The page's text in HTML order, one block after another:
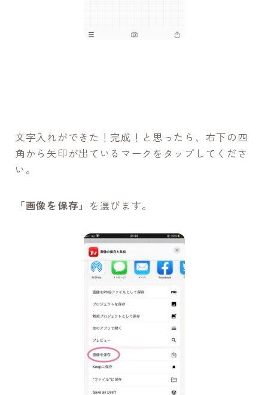
文字入れができた！完成！と思ったら、右下の四
角から矢印が出ているマークをタップしてくださ
い。
「画像を保存」 を選びます。